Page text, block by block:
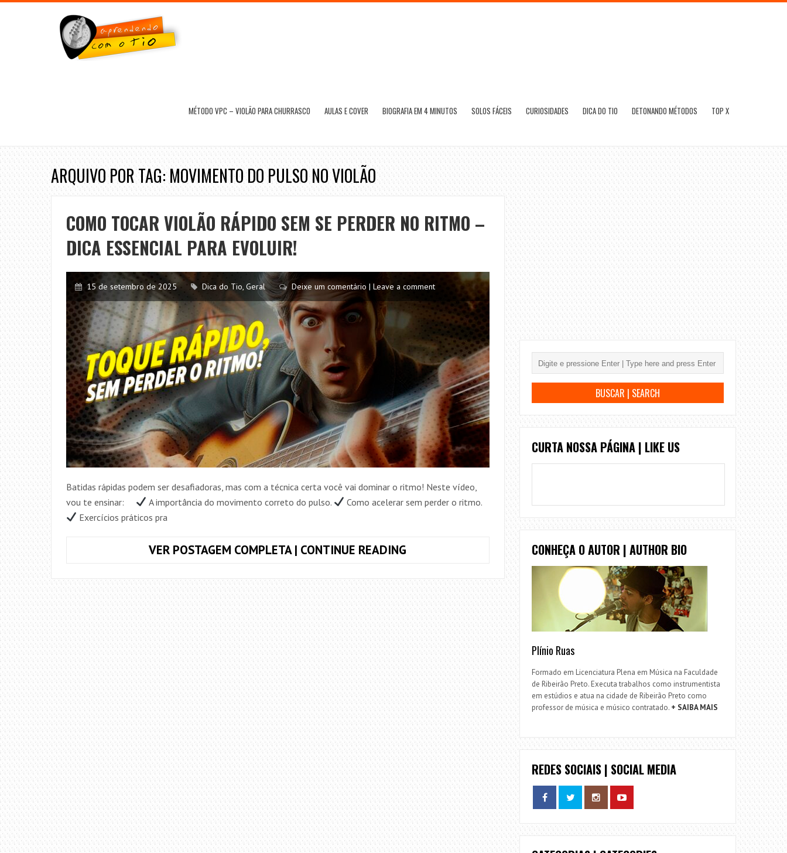
MÉTODO VPC – VIOLÃO PARA CHURRASCO AULAS E COVER BIOGRAFIA EM 4 MINUTOS SOLOS FÁCEIS CURIOSIDADES DICA DO TIO DETONANDO MÉTODOS TOP X
ARQUIVO POR TAG: MOVIMENTO DO PULSO NO VIOLÃO
COMO TOCAR VIOLÃO RÁPIDO SEM SE PERDER NO RITMO –
DICA ESSENCIAL PARA EVOLUIR!
15 de setembro de 2025 Dica do Tio, Geral Deixe um comentário | Leave a comment
Batidas rápidas podem ser desafiadoras, mas com a técnica certa você vai dominar o ritmo! Neste vídeo,
vou te ensinar: ⠀
A importância do movimento correto do pulso.
Como acelerar sem perder o ritmo.
Exercícios práticos pra
VER POSTAGEM COMPLETA | CONTINUE READING
VIOLÃO
RÁPIDO
SEM
SE
PERDER
NO
RITMO
–
DICA
ESSENCIAL
PARA
EVOLUIR!
CURTA NOSSA PÁGINA | LIKE US
CONHEÇA O AUTOR | AUTHOR BIO
Plínio Ruas
Formado em Licenciatura Plena em Música na Faculdade
de Ribeirão Preto. Executa trabalhos como instrumentista
em estúdios e atua na cidade de Ribeirão Preto como
professor de música e músico contratado. + SAIBA MAIS
REDES SOCIAIS | SOCIAL MEDIA